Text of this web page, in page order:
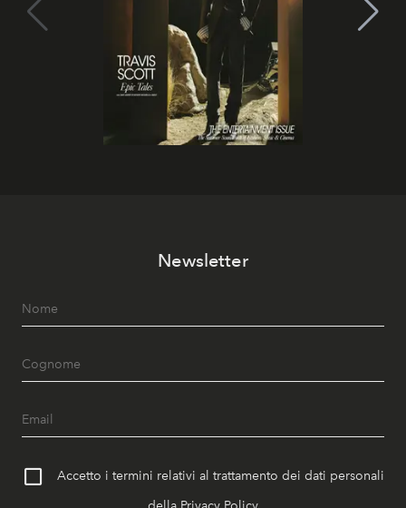
Newsletter
Accetto i termini relativi al trattamento dei dati personali